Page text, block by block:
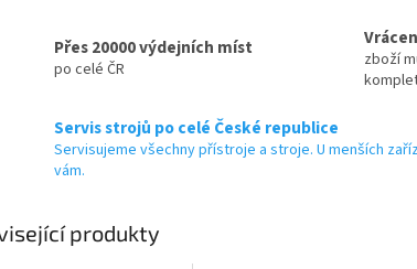
Přes 20000 výdejních míst
po celé ČR
zboží
Servis strojů po celé České republice
Servisujeme všechny přístroje a stroje. U menších
vám.
produkty